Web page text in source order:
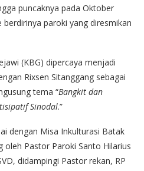
puncaknya pada Oktober
paroki yang diresmikan
(KBG) dipercaya menjadi
Rixsen Sitanggang sebagai
tema “Bangkit dan
Sinodal.”
dengan Misa Inkulturasi Batak
oleh Pastor Paroki Santo Hilarius
didampingi Pastor rekan, RP